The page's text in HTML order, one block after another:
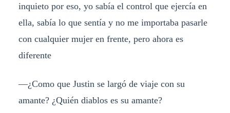
inquieto por eso, yo sabía el control que ejercía en
ella, sabía lo que sentía y no me importaba pasarle
con cualquier mujer en frente, pero ahora es
diferente
—¿Como que Justin se largó de viaje con su
amante? ¿Quién diablos es su amante?